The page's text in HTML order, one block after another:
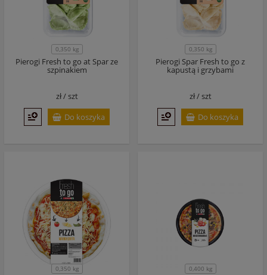
0,350 kg
Pierogi Fresh to go at Spar ze
szpinakiem
zł /szt
Do koszyka
0,350 kg
Pierogi Spar Fresh to go z
kapustą i grzybami
zł /szt
Do koszyka
0,350 kg 0,400 kg